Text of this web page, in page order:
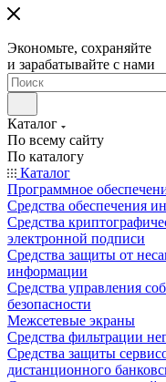
Экономьте, сохраняйте
и зарабатывайте с нами
Каталог
По всему сайту
По каталогу
Каталог
Программное
Средства обеспечения
Средства
электронной подписи
Средства защиты от
информации
Средства управления
безопасности
Межсетевые экраны
Средства фильтрации
Средства защиты
дистанционного